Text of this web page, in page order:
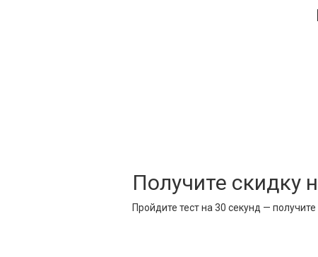
Получите скидку
Пройдите тест на 30 секунд —